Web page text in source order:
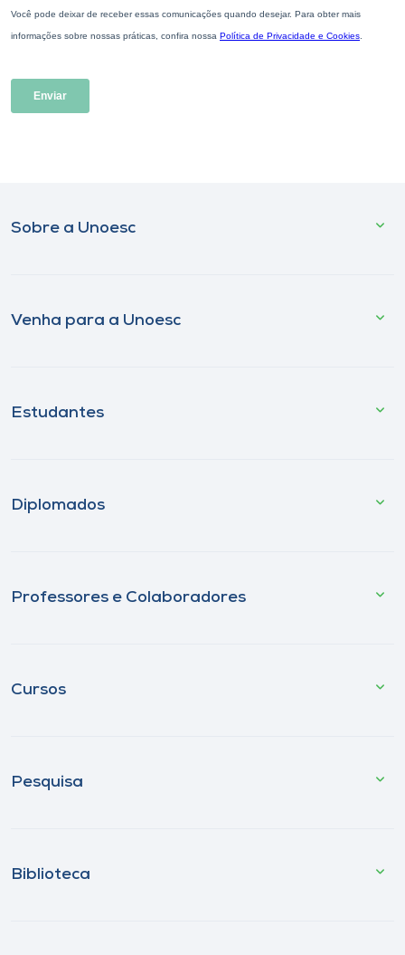
Sobre a Unoesc
Venha para a Unoesc
Estudantes
Diplomados
Professores e Colaboradores
Cursos
Pesquisa
Biblioteca